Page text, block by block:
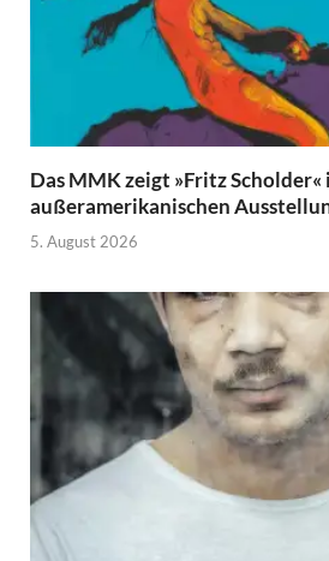
Das MMK zeigt »Fritz
außeramerikanischen
5. August 2026